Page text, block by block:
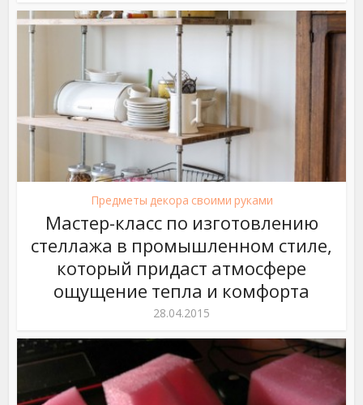
Предметы декора своими руками
Мастер-класс по изготовлению
стеллажа в промышленном стиле,
который придаст атмосфере
ощущение тепла и комфорта
28.04.2015